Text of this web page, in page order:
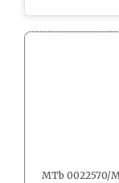
MTb 0022570/